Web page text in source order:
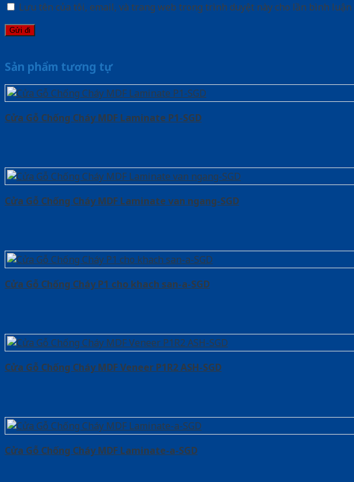
Lưu tên của tôi, email, và trang web trong trình duyệt này cho lần bình luận
Sản phẩm tương tự
Cửa Gỗ Chống Cháy MDF Laminate P1-SGD
Cửa Gỗ Chống Cháy MDF Laminate van ngang-SGD
Cửa Gỗ Chống Cháy P1 cho khach san-a-SGD
Cửa Gỗ Chống Cháy MDF Veneer P1R2 ASH-SGD
Cửa Gỗ Chống Cháy MDF Laminate-a-SGD